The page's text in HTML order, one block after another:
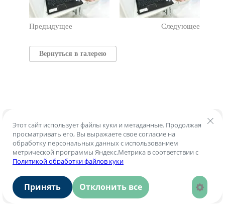
Предыдущее Следующее
Вернуться в галерею
Этот сайт использует файлы куки и метаданные. Продолжая
просматривать его, Вы выражаете свое согласие на
обработку персональных данных с использованием
метрической программы Яндекс.Метрика в соответствии с
Политикой обработки файлов куки
Принять Отклонить все